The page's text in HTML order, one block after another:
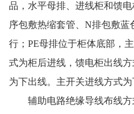
品，水平母排、进线柜和馈
序包敷热缩套管、N排包敷
行；PE母排位于柜体底部，
式为柜后进线，馈电柜出线
为下出线。主开关进线方式为
辅助电路绝缘导线布线